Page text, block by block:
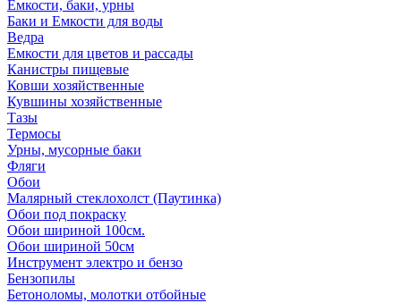
Емкости, баки, урны
Баки и Емкости для воды
Ведра
Емкости для цветов и рассады
Канистры пищевые
Ковши хозяйственные
Кувшины хозяйственные
Тазы
Термосы
Урны, мусорные баки
Фляги
Обои
Малярный стеклохолст (Паутинка)
Обои под покраску
Обои шириной 100см.
Обои шириной 50см
Инструмент электро и бензо
Бензопилы
Бетоноломы, молотки отбойные